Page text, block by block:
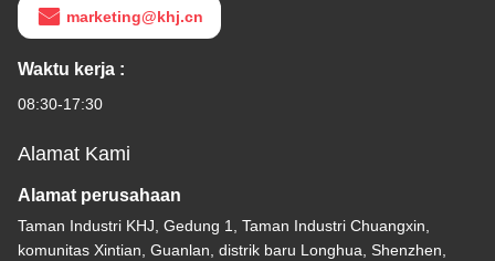
marketing@khj.cn
Waktu kerja :
08:30-17:30
Alamat Kami
Alamat perusahaan
Taman Industri KHJ, Gedung 1, Taman Industri Chuangxin,
komunitas Xintian, Guanlan, distrik baru Longhua, Shenzhen,